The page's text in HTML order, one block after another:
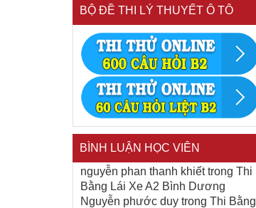
BỘ ĐỀ THI LÝ THUYẾT Ô TÔ
BÌNH LUẬN HỌC VIÊN
nguyễn phan thanh khiếttrong Thi
Bằng Lái Xe A2 Bình Dương
Nguyễn phước duy trong Thi Bằng